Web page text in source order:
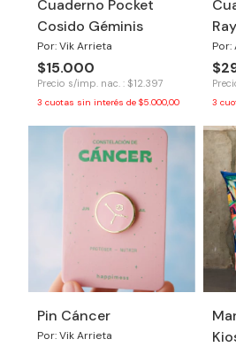
Cuaderno Pocket
Cosido Géminis
Por: Vik Arrieta
$15.000
Precio s/imp. nac. : $12.397
3 cuotas sin interés de $5.000,00
Por:
3
Pin Cáncer
Por: Vik Arrieta